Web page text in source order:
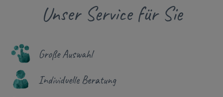
Unser Service für Sie
Große Auswahl
Individuelle Beratung